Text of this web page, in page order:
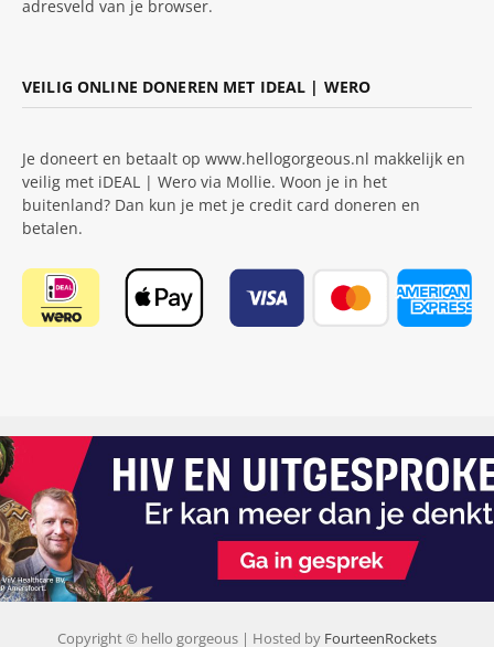
adresveld van je browser.
VEILIG ONLINE DONEREN MET IDEAL | WERO
Je doneert en betaalt op www.hellogorgeous.nl makkelijk en
veilig met iDEAL | Wero via Mollie. Woon je in het
buitenland? Dan kun je met je credit card doneren en
betalen.
Copyright © hello gorgeous | Hosted by FourteenRockets